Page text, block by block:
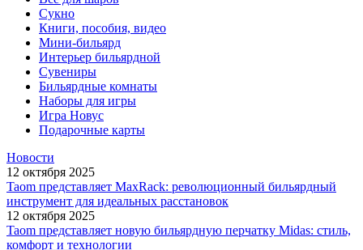
Сукно
Книги, пособия, видео
Мини-бильярд
Интерьер бильярдной
Сувениры
Бильярдные комнаты
Наборы для игры
Игра Новус
Подарочные карты
Новости
12 октября 2025
Taom представляет MaxRack: революционный бильярдный
инструмент для идеальных расстановок
12 октября 2025
Taom представляет новую бильярдную перчатку Midas: стиль,
комфорт и технологии